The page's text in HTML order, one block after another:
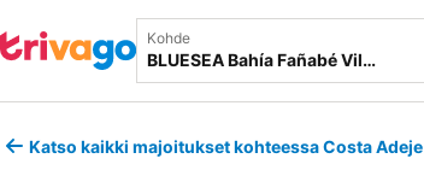
Kohde
Katso kaikki majoitukset kohteessa Costa Adeje